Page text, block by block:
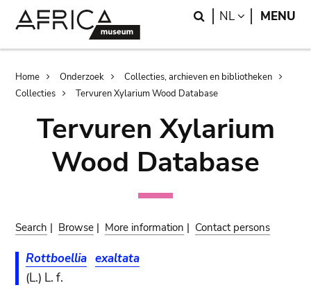
Search
NL LANGUAGE
MENU
Breadcrumb
Home Onderzoek
Collecties, archieven en bibliotheken
Collecties
Tervuren Xylarium Wood Database
Tervuren Xylarium
Wood Database
Search | Browse | More information | Contact persons
Rottboellia exaltata
(L.) L. f.